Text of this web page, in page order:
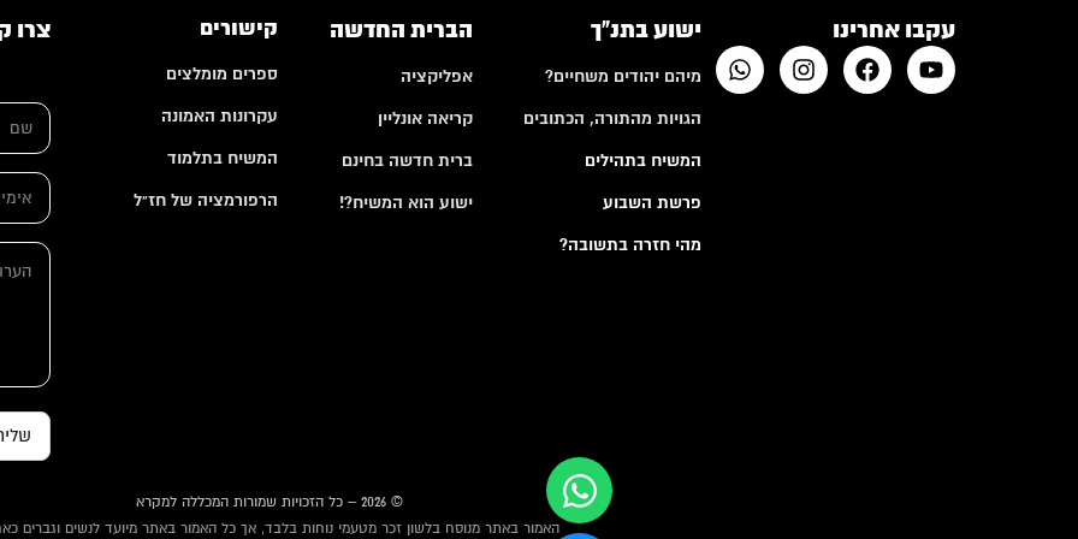
עקבו אחרינו ישוע בתנ"ך
מיהם יהודים משחיים?
הגויות מהתורה, הכתובים
המשיח בתהילים
פרשת השבוע
מהי חזרה בתשובה?
הברית החדשה
אפליקציה
קריאה אונליין
ברית חדשה בחינם
ישוע הוא המשיח?!
קישורים
ספרים מומלצים
עקרונות האמונה
המשיח בתלמוד
הרפורמציה של חז"ל
צרו
י
מ
י
י
ה
ע
ר
ו
ש
*
א
מ
י
י
ה
© 2026 – כל הזכויות שמורות המכללה למקרא
האמור באתר מנוסח בלשון זכר מטעמי נוחות בלבד, אך כל האמור באתר מיועד לנשים וגברים